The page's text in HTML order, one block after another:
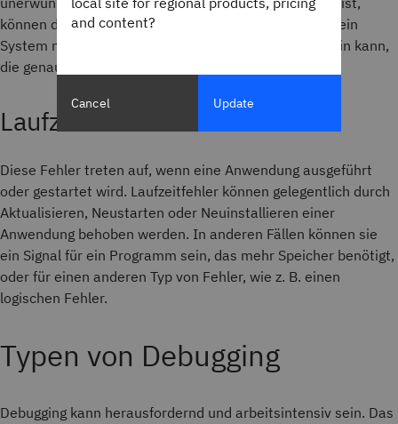
können diese Fehler schwer zu erkennen sein. Wenn ein
System nicht sofort abstürzt und es zeitaufwendig sein kann,
die genaue Stelle des falschen Codes zu finden.
Laufzeitfehler
Diese Fehler treten auf, wenn eine Anwendung ausgeführt
oder gestartet wird. Laufzeitfehler können gelegentlich durch
Aktualisieren, Neustarten oder Neuinstallieren einer
Anwendung behoben werden. In anderen Fällen können sie
ein Signal für ein Programm sein, das mehr Speicher benötigt,
oder für einen anderen Typ von Fehler, wie z. B. einen
logischen Fehler.
Typen von Debugging
Debugging kann herausfordernd und arbeitsintensiv sein. Das
and content?
Cancel Update